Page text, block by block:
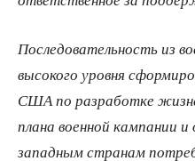
Последовательность из
высокого уровня
США по разработке
плана военной кампании
западным странам